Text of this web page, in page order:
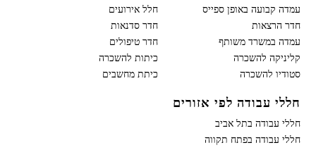
עמדה קבועה באופן ספייס
חלל אירועים
חדר הרצאות
חדר סדנאות
עמדה במשרד משותף
חדר טיפולים
קליניקה להשכרה
כיתות להשכרה
סטודיו להשכרה
כיתת מחשבים
חללי עבודה לפי אזורים
חללי עבודה בתל אביב
חללי עבודה בפתח תקווה